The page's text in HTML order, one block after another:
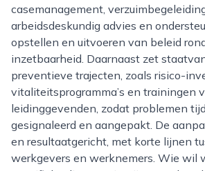
casemanagement,
arbeidsdeskundig advies en
opstellen en uitvoeren van beleid
inzetbaarheid. Daarnaast zet
preventieve trajecten, zoals risico-
vitaliteitsprogramma’s en trainingen
leidinggevenden, zodat problemen
gesignaleerd en aangepakt. De
en resultaatgericht, met korte lijnen
werkgevers en werknemers. Wie wil